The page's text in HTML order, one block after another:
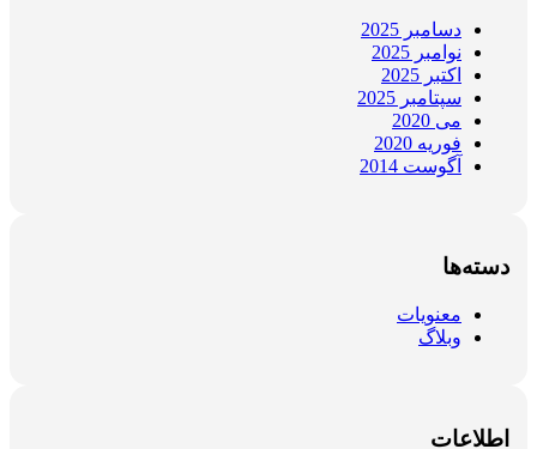
دسامبر 2025
نوامبر 2025
اکتبر 2025
سپتامبر 2025
می 2020
فوریه 2020
آگوست 2014
دسته‌ها
معنویات
وبلاگ
اطلاعات